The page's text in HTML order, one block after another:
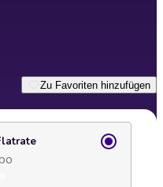
Zu Favoriten hinzufügen